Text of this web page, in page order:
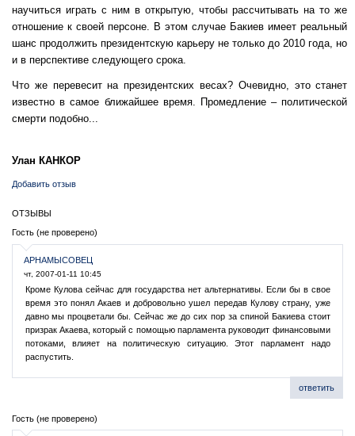
научиться играть с ним в открытую, чтобы рассчитывать на то же
отношение к своей персоне. В этом случае Бакиев имеет реальный
шанс продолжить президентскую карьеру не только до 2010 года, но
и в перспективе следующего срока.
Что же перевесит на президентских весах? Очевидно, это станет
известно в самое ближайшее время. Промедление – политической
смерти подобно...
Улан КАНКОР
Добавить отзыв
ОТЗЫВЫ
Гость (не проверено)
АРНАМЫСОВЕЦ
чт, 2007-01-11 10:45
Кроме Кулова сейчас для государства нет альтернативы. Если бы в свое
время это понял Акаев и добровольно ушел передав Кулову страну, уже
давно мы процветали бы. Сейчас же до сих пор за спиной Бакиева стоит
призрак Акаева, который с помощью парламента руководит финансовыми
потоками, влияет на политическую ситуацию. Этот парламент надо
распустить.
ответить
Гость (не проверено)